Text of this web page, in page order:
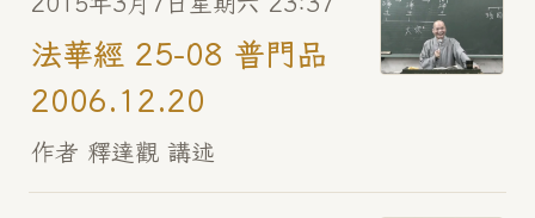
法華經 25-08 普門品
2006.12.20
作者 釋達觀 講述